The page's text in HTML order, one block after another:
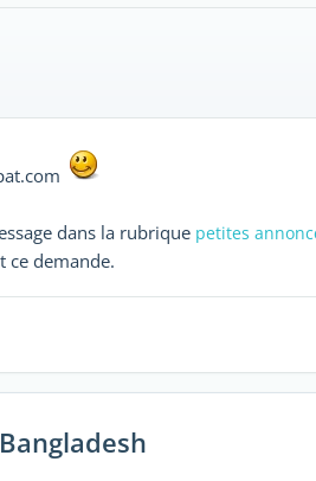
dans la rubrique petites
ce demande.